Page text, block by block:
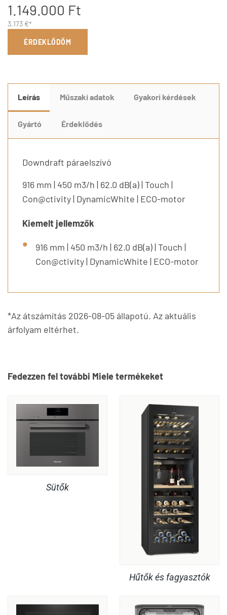
1.149.000 Ft
3.173 €*
ÉRDEKLŐDÖM
Leírás Műszaki adatok Gyakori kérdések
Gyártó Érdeklődés
Downdraft páraelszívó
916 mm | 450 m3/h | 62.0 dB(a) | Touch |
Con@ctivity | DynamicWhite | ECO-motor
Kiemelt jellemzők
916 mm | 450 m3/h | 62.0 dB(a) | Touch |
Con@ctivity | DynamicWhite | ECO-motor
*Az átszámítás 2026-08-05 állapotú. Az aktuális
árfolyam eltérhet.
Fedezzen fel további Miele termékeket
Sütők
Hűtők és fagyasztók